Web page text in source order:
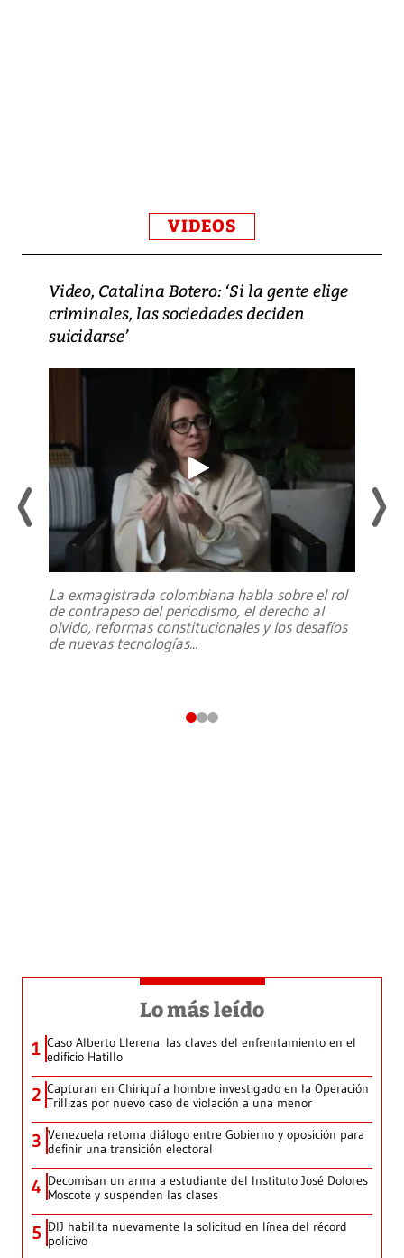
VIDEOS
Video, Catalina Botero: ‘Si la gente elige
criminales, las sociedades deciden
suicidarse’
La exmagistrada colombiana habla sobre el rol
de contrapeso del periodismo, el derecho al
olvido, reformas constitucionales y los desafíos
de nuevas tecnologías...
Lo más leído
1 Caso Alberto Llerena: las claves del enfrentamiento en el
edificio Hatillo
2 Capturan en Chiriquí a hombre investigado en la Operación
Trillizas por nuevo caso de violación a una menor
3 Venezuela retoma diálogo entre Gobierno y oposición para
definir una transición electoral
4 Decomisan un arma a estudiante del Instituto José Dolores
Moscote y suspenden las clases
5 DIJ habilita nuevamente la solicitud en línea del récord
policivo